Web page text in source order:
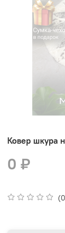
Ковер шкура
0 ₽